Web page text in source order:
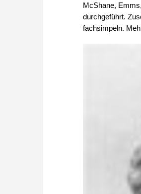
McShane,
durchgeführt.
fachsimpeln.